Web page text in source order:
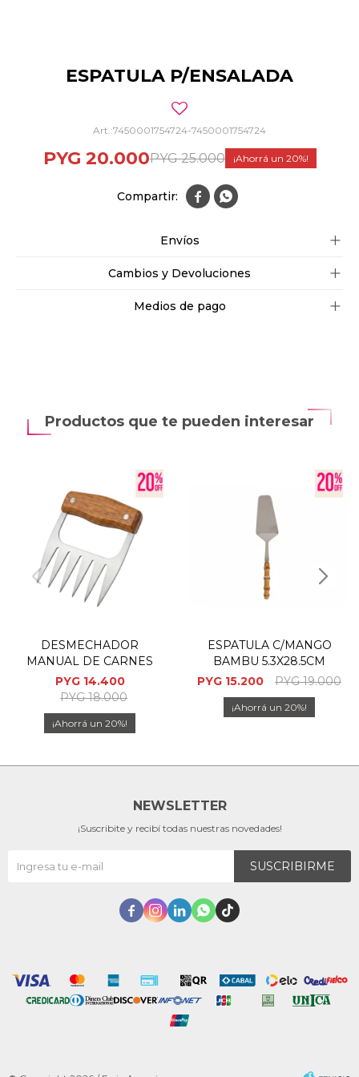
ESPATULA P/ENSALADA
7450001754724-7450001754724
PYG 20.000PYG 25.000 20
 
Envíos
Cambios y Devoluciones
Medios de pago
Productos que te pueden interesar
DESMECHADOR
MANUAL DE CARNES
PYG 14.400
PYG 18.000
20
ESPATULA C/MANGO
BAMBU 5.3X28.5CM
PYG 15.200 PYG 19.000
20
NEWSLETTER
¡Suscribite y recibí todas nuestras novedades!
SUSCRIBIRME
    